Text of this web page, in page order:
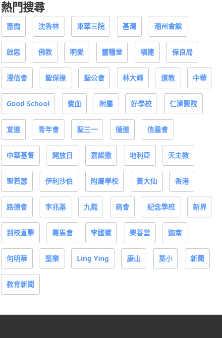
熱門搜尋
惠僑 沈香林 東華三院 基灣 潮州會館
啟思 佛教 明愛 靈糧堂 福建 保良局
浸信會 聖保祿 聖公會 林大輝 道教 中華
Good School 寶血 附屬 好學校 仁濟醫院
宣道 青年會 聖三一 循道 信義會
中華基督 開放日 嘉諾撒 地利亞 天主教
聖若瑟 伊利沙伯 附屬學校 黃大仙 香港
路德會 李兆基 九龍 商會 紀念學校 新界
到校直擊 賽馬會 李國寶 樂善堂 迦南
何明華 堅樂 Ling Ying 康山 葉小 新聞
教育新聞